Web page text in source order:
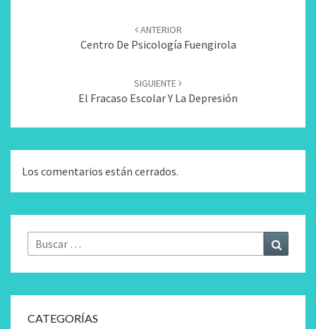
ANTERIOR
Centro De Psicología Fuengirola
SIGUIENTE
El Fracaso Escolar Y La Depresión
Los comentarios están cerrados.
Buscar
por:
CATEGORÍAS